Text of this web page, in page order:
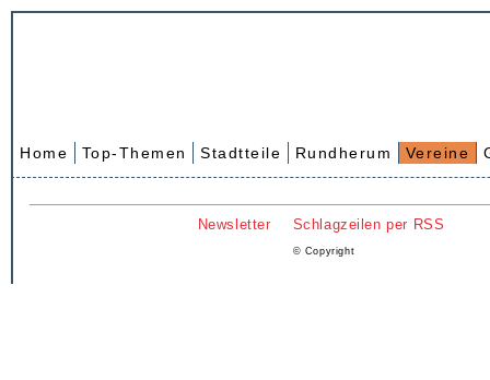
Home Top-Themen Stadtteile Rundherum Vereine
Newsletter Schlagzeilen per RSS
© Copyright